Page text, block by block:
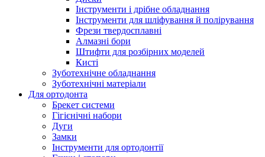
Інструменти і дрібне обладнання
Інструменти для шліфування й полірування
Фрези твердосплавні
Алмазні бори
Штифти для розбірних моделей
Кисті
Зуботехнічне обладнання
Зуботехнічні матеріали
Для ортодонта
Брекет системи
Гігієнічні набори
Дуги
Замки
Інструменти для ортодонтії